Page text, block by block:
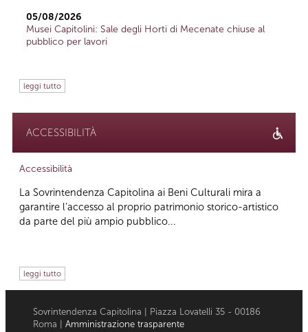
05/08/2026
Musei Capitolini: Sale degli Horti di Mecenate chiuse al
pubblico per lavori
leggi tutto
ACCESSIBILITÀ
Accessibilità
La Sovrintendenza Capitolina ai Beni Culturali mira a
garantire l’accesso al proprio patrimonio storico-artistico
da parte del più ampio pubblico...
leggi tutto
Sovrintendenza Capitolina | Piazza Lovatelli 35 - 00186
Roma | Amministrazione trasparente